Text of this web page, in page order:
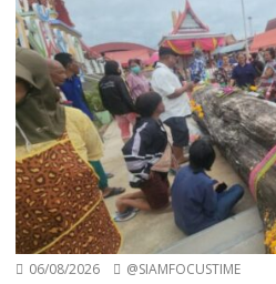
06/08/2026 @SIAMFOCUSTIME